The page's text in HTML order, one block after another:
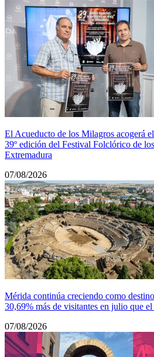
El Acueducto de los Milagros acogerá
39º edición del Festival Folclórico de
Extremadura
07/08/2026
Mérida continúa creciendo como
30,69% más de visitantes en julio que el
07/08/2026